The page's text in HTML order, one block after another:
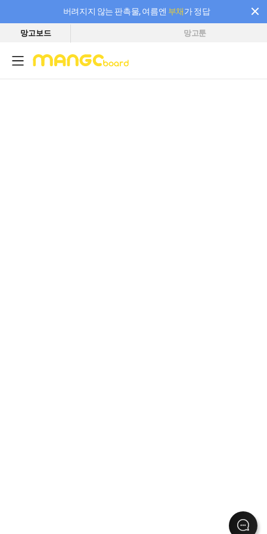
버려지지 않는 판촉물, 여름엔 부채가 정답
필요한 만큼 충전하고 끊김 없이 작업하세요! 새로워진 AI 부스터 요금제
망고보드 망고툰